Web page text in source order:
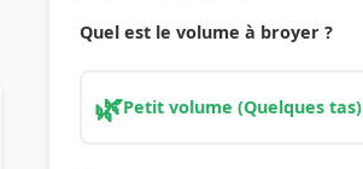
Quel est le volume à broyer ?
🌿Petit volume (Quelques tas)